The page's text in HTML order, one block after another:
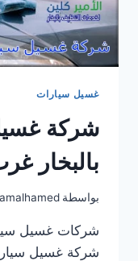
غسيل سيارات
شركة
بالبخار
بواسطة
شركات غسيل
شركة غسيل